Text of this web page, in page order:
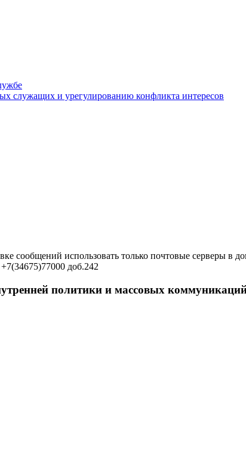
служащих и урегулированию конфликта интересов
сообщений использовать только почтовые серверы в
доб.242
политики и массовых